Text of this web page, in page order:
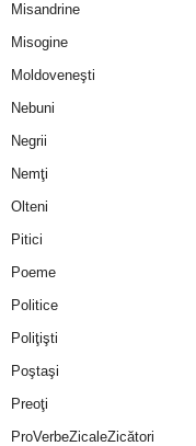
Misandrine
Misogine
Moldoveneşti
Nebuni
Negrii
Nemţi
Olteni
Pitici
Poeme
Politice
Poliţişti
Poştaşi
Preoţi
ProVerbeZicaleZicători